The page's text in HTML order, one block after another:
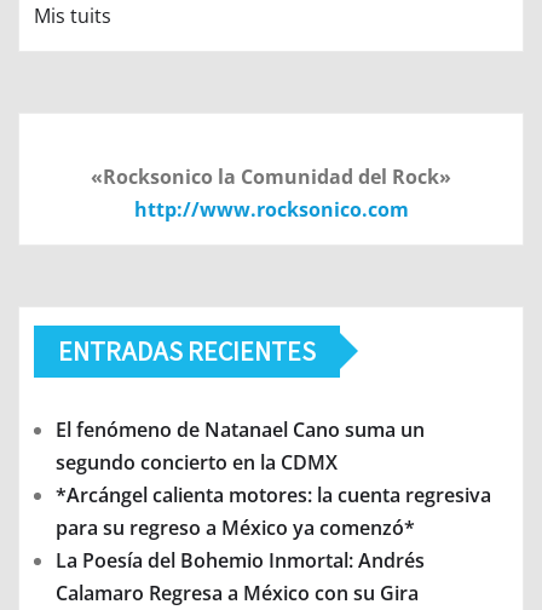
Mis tuits
«Rocksonico la Comunidad del Rock»
http://www.rocksonico.com
ENTRADAS RECIENTES
El fenómeno de Natanael Cano suma un
segundo concierto en la CDMX
*Arcángel calienta motores: la cuenta regresiva
para su regreso a México ya comenzó*
La Poesía del Bohemio Inmortal: Andrés
Calamaro Regresa a México con su Gira